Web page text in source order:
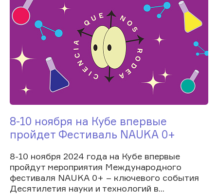
8-10 ноября на Кубе впервые
пройдет Фестиваль NAUKA 0+
8-10 ноября 2024 года на Кубе впервые
пройдут мероприятия Международного
фестиваля NAUKA 0+ – ключевого события
Десятилетия науки и технологий в...